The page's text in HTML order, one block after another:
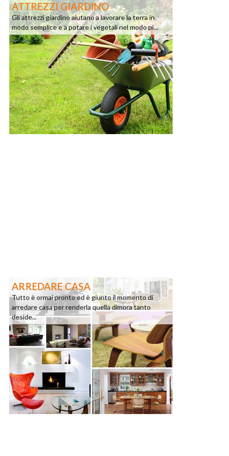
ATTREZZI GIARDINO
Gli attrezzi giardino aiutano a lavorare la terra in
modo semplice e a potare i vegetali nel modo pi...
ARREDARE CASA
Tutto è ormai pronto ed è giunto il momento di
arredare casa per renderla quella dimora tanto
deside...